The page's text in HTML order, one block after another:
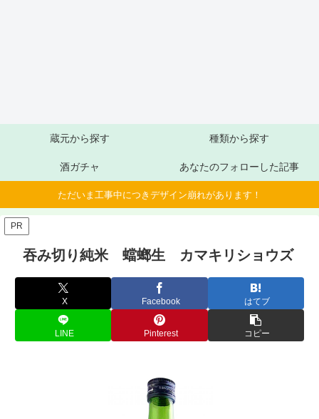
蔵元から探す 種類から探す
酒ガチャ あなたのフォローした記事
ただいま工事中につきデザイン崩れがあります！
PR
吞み切り純米 蟷螂生 カマキリショウズ
X Facebook はてブ
LINE Pinterest コピー